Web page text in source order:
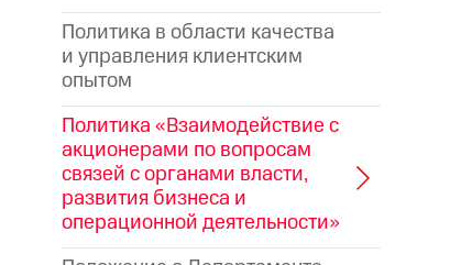
Политика в области качества
и управления клиентским
опытом
Политика «Взаимодействие с
акционерами по вопросам
связей с органами власти,
развития бизнеса и
операционной деятельности»